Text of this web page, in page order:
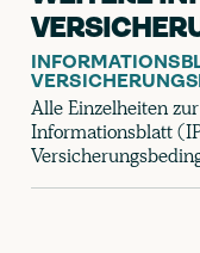
Alle Einzelheiten
Informationsblatt